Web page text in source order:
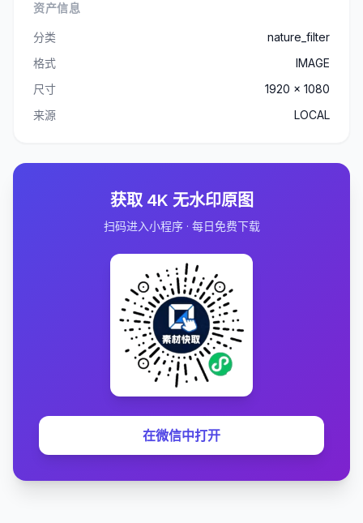
资产信息
分类
nature_filter
格式
IMAGE
尺寸
1920 x 1080
来源
LOCAL
获取 4K 无水印原图
扫码进入小程序 · 每日免费下载
在微信中打开